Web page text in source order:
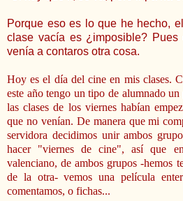
Porque eso es lo que he hecho,
clase vacía es ¿imposible?
venía a contaros otra cosa.
Hoy es el día del cine en mis clases.
este año tengo un tipo de alumnado un
las clases de los viernes habían
que no venían. De manera que mi
servidora decidimos unir ambos
hacer "viernes de cine", así que
valenciano, de ambos grupos -hemos
de la otra- vemos una película
comentamos, o fichas...